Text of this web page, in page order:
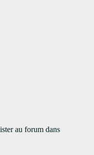
au forum dans